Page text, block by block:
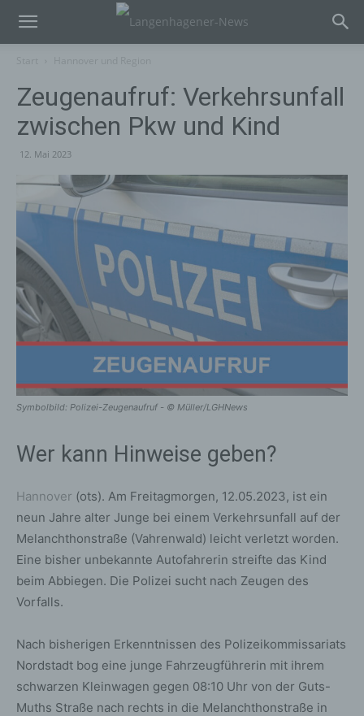
Zeugenaufruf: Verkehrsunfall
zwischen Pkw und Kind
12. Mai 2023
Symbolbild: Polizei-Zeugenaufruf - © Müller/LGHNews
Wer kann Hinweise geben?
Hannover (ots). Am Freitagmorgen, 12.05.2023, ist ein
neun Jahre alter Junge bei einem Verkehrsunfall auf der
Melanchthonstraße (Vahrenwald) leicht verletzt worden.
Eine bisher unbekannte Autofahrerin streifte das Kind
beim Abbiegen. Die Polizei sucht nach Zeugen des
Vorfalls.
Nach bisherigen Erkenntnissen des Polizeikommissariats
Nordstadt bog eine junge Fahrzeugführerin mit ihrem
schwarzen Kleinwagen gegen 08:10 Uhr von der Guts-
Muths Straße nach rechts in die Melanchthonstraße in